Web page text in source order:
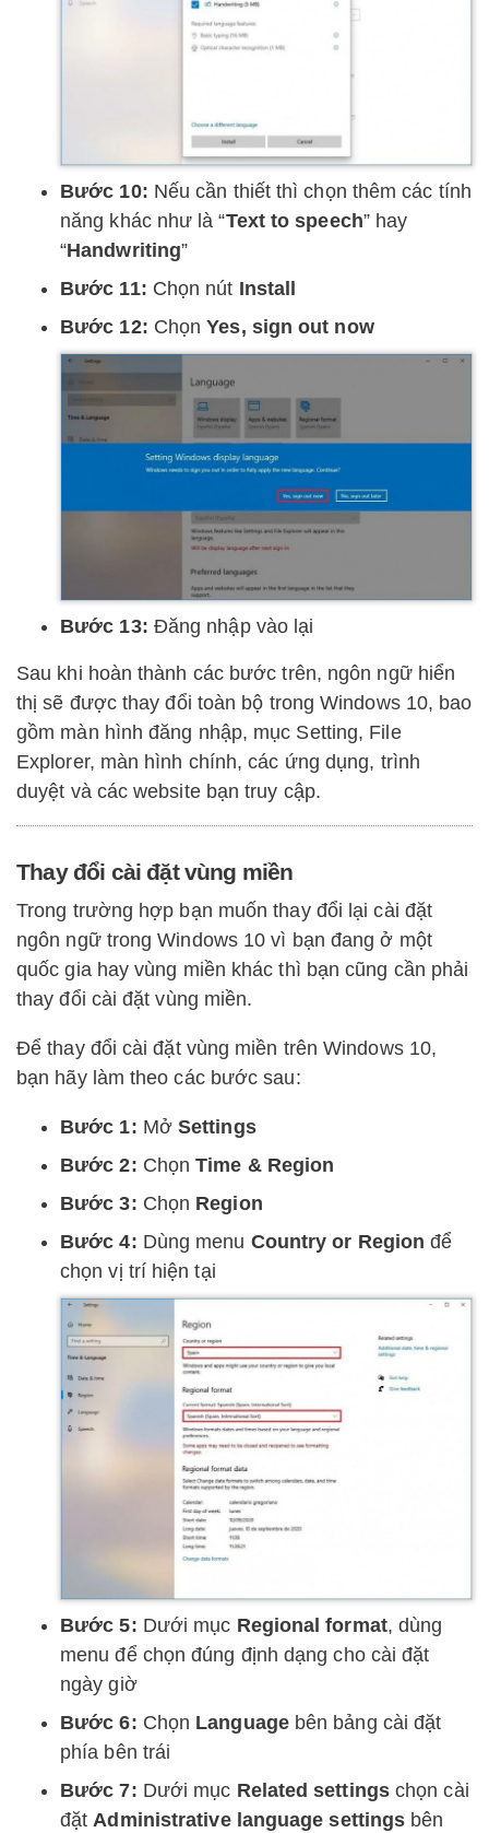
Bước 10: Nếu cần thiết thì chọn thêm các tính
năng khác như là “Text to speech” hay
“Handwriting”
Bước 11: Chọn nút Install
Bước 12: ChọnYes, sign out now
Bước 13: Đăng nhập vào lại
Sau khi hoàn thành các bước trên, ngôn ngữ hiển
thị sẽ được thay đổi toàn bộ trong Windows 10, bao
gồm màn hình đăng nhập, mục Setting, File
Explorer, màn hình chính, các ứng dụng, trình
duyệt và các website bạn truy cập.
Thay đổi cài đặt vùng miền
Trong trường hợp bạn muốn thay đổi lại cài đặt
ngôn ngữ trong Windows 10 vì bạn đang ở một
quốc gia hay vùng miền khác thì bạn cũng cần phải
thay đổi cài đặt vùng miền.
Để thay đổi cài đặt vùng miền trên Windows 10,
bạn hãy làm theo các bước sau:
Bước 1: Mở Settings
Bước 2: ChọnTime & Region
Bước 3: Chọn Region
Bước 4: Dùng menu Country or Region để
chọn vị trí hiện tại
Bước 5: Dưới mục Regional format, dùng
menu để chọn đúng định dạng cho cài đặt
ngày giờ
Bước 6: Chọn Languagebên bảng cài đặt
phía bên trái
Bước 7: Dưới mục Related settingschọn cài
đặtAdministrative language settings bên